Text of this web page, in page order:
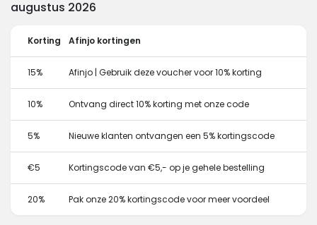
augustus 2026
Korting Afinjo kortingen
15% Afinjo | Gebruik deze voucher voor 10% korting
10% Ontvang direct 10% korting met onze code
5% Nieuwe klanten ontvangen een 5% kortingscode
€5 Kortingscode van €5,- op je gehele bestelling
20% Pak onze 20% kortingscode voor meer voordeel